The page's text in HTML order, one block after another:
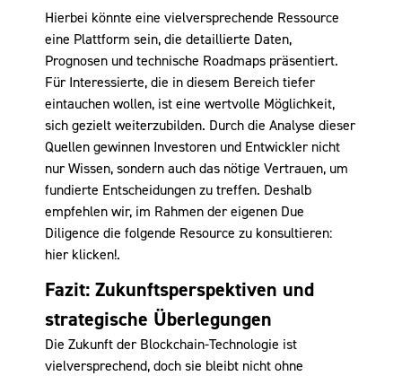
Hierbei könnte eine vielversprechende Ressource
eine Plattform sein, die detaillierte Daten,
Prognosen und technische Roadmaps präsentiert.
Für Interessierte, die in diesem Bereich tiefer
eintauchen wollen, ist eine wertvolle Möglichkeit,
sich gezielt weiterzubilden. Durch die Analyse dieser
Quellen gewinnen Investoren und Entwickler nicht
nur Wissen, sondern auch das nötige Vertrauen, um
fundierte Entscheidungen zu treffen. Deshalb
empfehlen wir, im Rahmen der eigenen Due
Diligence die folgende Resource zu konsultieren:
hier klicken!.
Fazit: Zukunftsperspektiven und
strategische Überlegungen
Die Zukunft der Blockchain-Technologie ist
vielversprechend, doch sie bleibt nicht ohne